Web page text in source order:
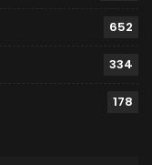
652
334
178